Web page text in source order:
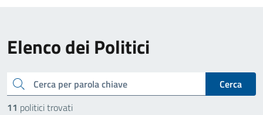
Elenco dei Politici
cerca
Cerca
11 politici trovati